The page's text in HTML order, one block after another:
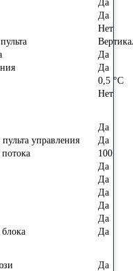
Да
Да
Нет
Да
Да
0,5 °С
Нет
Да
управления
Да
100
Да
Да
Да
Да
Да
Да
Да